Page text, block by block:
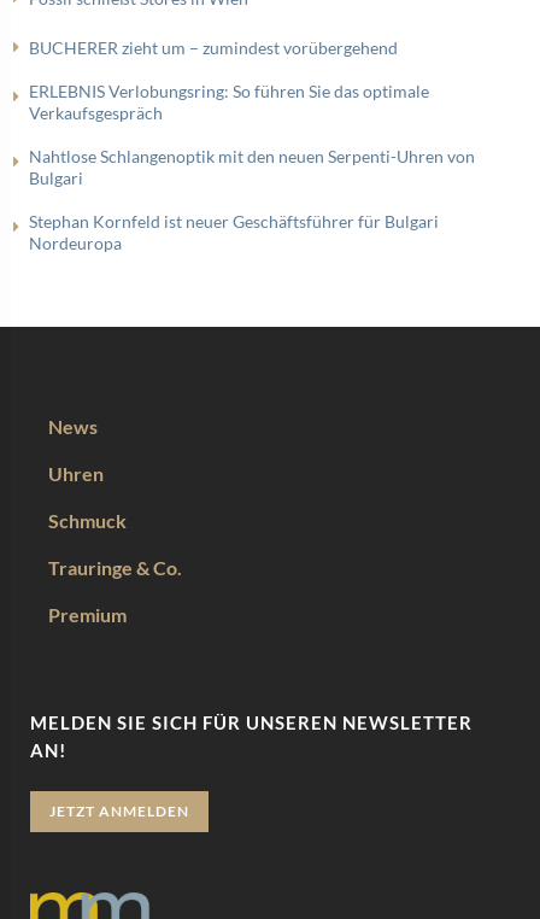
BUCHERER zieht um – zumindest vorübergehend
ERLEBNIS Verlobungsring: So führen Sie das optimale
Verkaufsgespräch
Nahtlose Schlangenoptik mit den neuen Serpenti-Uhren von
Bulgari
Stephan Kornfeld ist neuer Geschäftsführer für Bulgari
Nordeuropa
News
Uhren
Schmuck
Trauringe & Co.
Premium
MELDEN SIE SICH FÜR UNSEREN NEWSLETTER
AN!
JETZT ANMELDEN